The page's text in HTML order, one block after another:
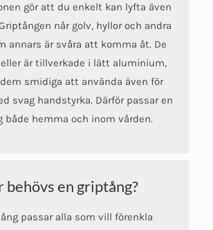
gör att du enkelt kan lyfta även
når golv, hyllor och andra
annars är svåra att komma åt. De
är tillverkade i lätt aluminium,
smidiga att använda även för
svag handstyrka. Därför passar en
både hemma och inom vården.
behövs en griptång?
passar alla som vill förenkla